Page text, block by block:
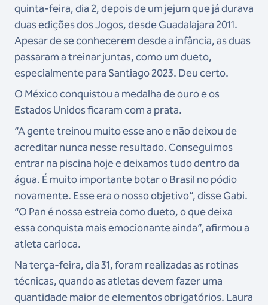
quinta-feira, dia 2, depois de um jejum que já durava
duas edições dos Jogos, desde Guadalajara 2011.
Apesar de se conhecerem desde a infância, as duas
passaram a treinar juntas, como um dueto,
especialmente para Santiago 2023. Deu certo.
O México conquistou a medalha de ouro e os
Estados Unidos ficaram com a prata.
“A gente treinou muito esse ano e não deixou de
acreditar nunca nesse resultado. Conseguimos
entrar na piscina hoje e deixamos tudo dentro da
água. É muito importante botar o Brasil no pódio
novamente. Esse era o nosso objetivo”, disse Gabi.
“O Pan é nossa estreia como dueto, o que deixa
essa conquista mais emocionante ainda”, afirmou a
atleta carioca.
Na terça-feira, dia 31, foram realizadas as rotinas
técnicas, quando as atletas devem fazer uma
quantidade maior de elementos obrigatórios. Laura